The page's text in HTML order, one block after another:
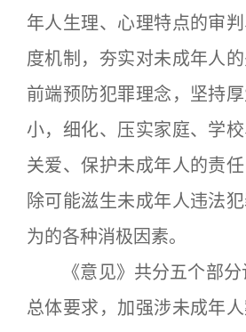
年人生理、心理特点的审
度机制，夯实对未成年人
前端预防犯罪理念，坚持
小，细化、压实家庭、学
关爱、保护未成年人的责
除可能滋生未成年人违法
为的各种消极因素。
《意见》共分五个部分
总体要求，加强涉未成年人